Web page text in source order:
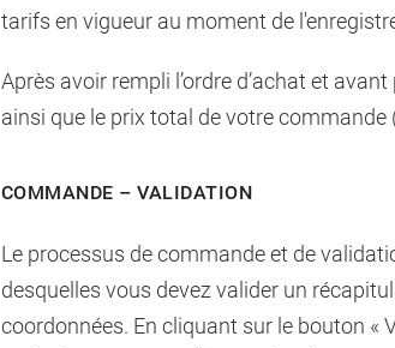
tarifs en vigueur au moment de
Après avoir rempli l’ordre d’achat et
ainsi que le prix total de votre commande
COMMANDE – VALIDATION
Le processus de commande et de
desquelles vous devez valider un
coordonnées. En cliquant sur le bouton «